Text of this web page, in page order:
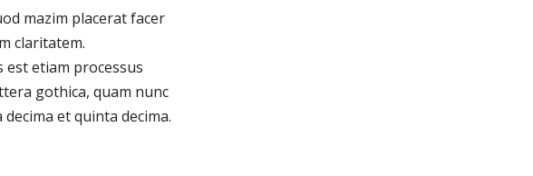
mazim placerat facer
claritatem.
etiam processus
gothica, quam nunc
et quinta decima.